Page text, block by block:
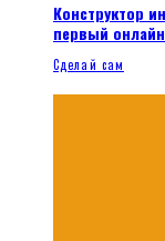
Конструктор
первый
Сделай сам